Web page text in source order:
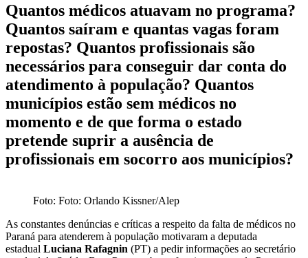
Quantos médicos atuavam no programa?
Quantos saíram e quantas vagas foram
repostas? Quantos profissionais são
necessários para conseguir dar conta do
atendimento à população? Quantos
municípios estão sem médicos no
momento e de que forma o estado
pretende suprir a ausência de
profissionais em socorro aos municípios?
Foto: Foto: Orlando Kissner/Alep
As constantes denúncias e críticas a respeito da falta de médicos no
Paraná para atenderem à população motivaram a deputada
estadual Luciana Rafagnin (PT) a pedir informações ao secretário